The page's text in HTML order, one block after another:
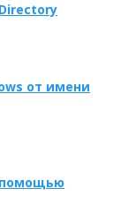
от имени
помощью